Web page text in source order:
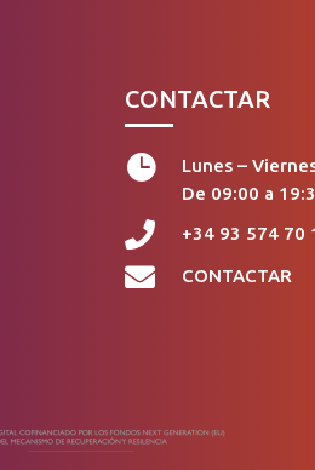
CONTACTAR

Lunes –
De 09:00 a
 +34 93 574 70
 CONTACTAR